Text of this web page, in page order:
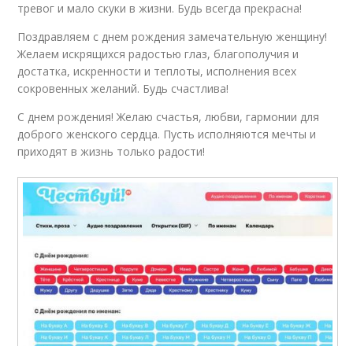
тревог и мало скуки в жизни. Будь всегда прекрасна!
Поздравляем с днем рождения замечательную женщину!
Желаем искрящихся радостью глаз, благополучия и
достатка, искренности и теплоты, исполнения всех
сокровенных желаний. Будь счастлива!
С днем рождения! Желаю счастья, любви, гармонии для
доброго женского сердца. Пусть исполняются мечты и
приходят в жизнь только радости!